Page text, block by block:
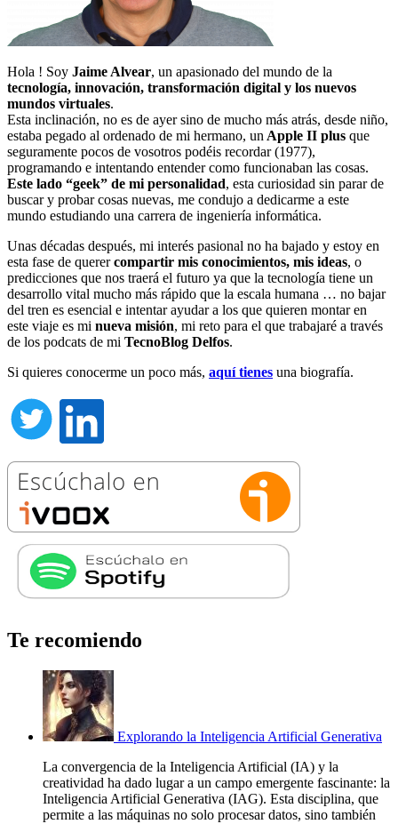
Hola ! Soy Jaime Alvear, un apasionado del mundo de la
tecnología, innovación, transformación digital y los nuevos
mundos virtuales.
Esta inclinación, no es de ayer sino de mucho más atrás, desde niño,
estaba pegado al ordenado de mi hermano, un Apple II plus que
seguramente pocos de vosotros podéis recordar (1977),
programando e intentando entender como funcionaban las cosas.
Este lado “geek” de mi personalidad, esta curiosidad sin parar de
buscar y probar cosas nuevas, me condujo a dedicarme a este
mundo estudiando una carrera de ingeniería informática.
Unas décadas después, mi interés pasional no ha bajado y estoy en
esta fase de querercompartir mis conocimientos, mis ideas, o
predicciones que nos traerá el futuro ya que la tecnología tiene un
desarrollo vital mucho más rápido que la escala humana … no bajar
del tren es esencial e intentar ayudar a los que quieren montar en
este viaje es mi nueva misión, mi reto para el que trabajaré a través
de los podcats de mi TecnoBlog Delfos.
Si quieres conocerme un poco más, aquí tienes una biografía.
Te recomiendo
Explorando la Inteligencia Artificial Generativa
La convergencia de la Inteligencia Artificial (IA) y la
creatividad ha dado lugar a un campo emergente fascinante: la
Inteligencia Artificial Generativa (IAG). Esta disciplina, que
permite a las máquinas no solo procesar datos, sino también